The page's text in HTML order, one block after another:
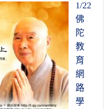
1/22
佛
陀
教
育
網
路
學